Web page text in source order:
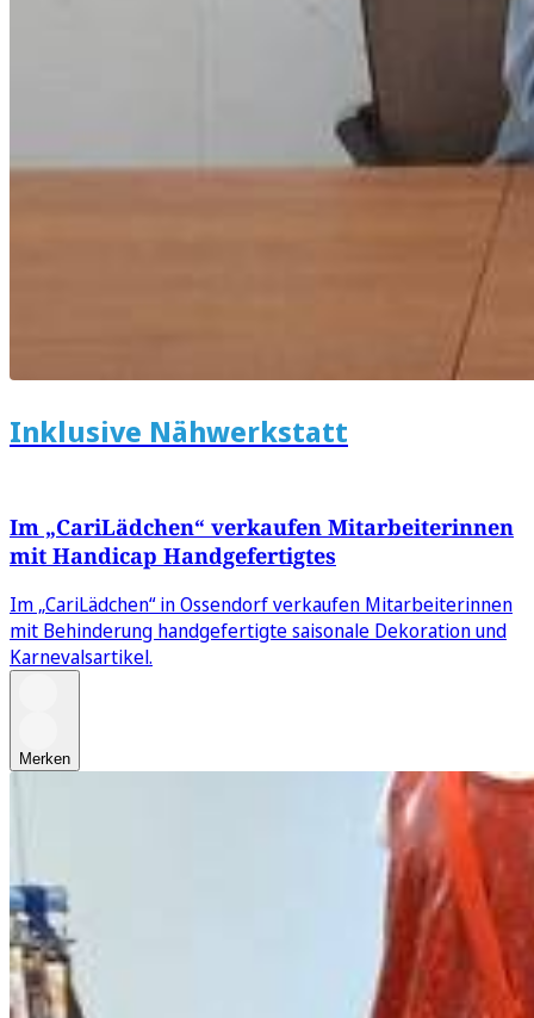
Inklusive Nähwerkstatt
Im „CariLädchen“ verkaufen Mitarbeiterinnen
mit Handicap Handgefertigtes
Im „CariLädchen“ in Ossendorf verkaufen Mitarbeiterinnen
mit Behinderung handgefertigte saisonale Dekoration und
Karnevalsartikel.
Merken